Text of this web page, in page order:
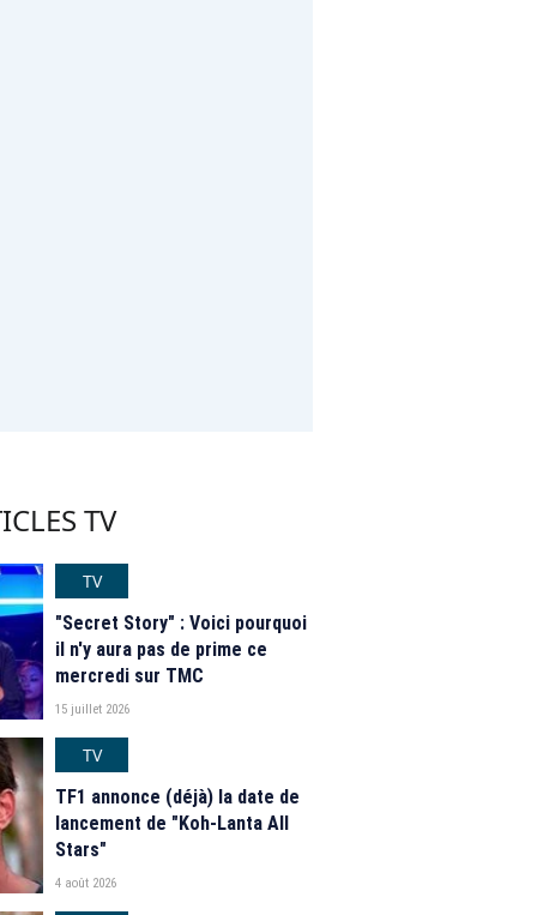
TV
TV
"Secret Story" : Voici pourquoi
il n'y aura pas de prime ce
mercredi sur TMC
15 juillet 2026
TV
TF1 annonce (déjà) la date de
lancement de "Koh-Lanta All
Stars"
4 août 2026